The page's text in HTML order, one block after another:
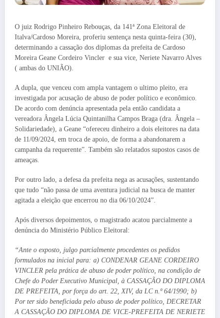
O juiz Rodrigo Pinheiro Rebouças, da 141ª Zona Eleitoral de
Italva/Cardoso Moreira, proferiu sentença nesta quinta-feira (30),
determinando a cassação dos diplomas da prefeita de Cardoso
Moreira Geane Cordeiro Vincler e sua vice, Neriete Navarro Alves
( ambas do UNIÃO).
A dupla, que venceu com ampla vantagem o ultimo pleito, era
investigada por acusação de abuso de poder político e econômico.
De acordo com denúncia apresentada pela então candidata a
vereadora Ângela Lúcia Quintanilha Campos Braga (dra. Ângela –
Solidariedade), a Geane “ofereceu dinheiro a dois eleitores na data
de 11/09/2024, em troca de apoio, de forma a abandonarem a
campanha da requerente”. Também são relatados supostos casos de
ameaças.
Por outro lado, a defesa da prefeita nega as acusações, sustentando
que tudo “não passa de uma aventura judicial na busca de manter
agitada a eleição que encerrou no dia 06/10/2024”.
Após diversos depoimentos, o magistrado acatou parcialmente a
denúncia do Ministério Público Eleitoral:
“Ante o exposto, julgo parcialmente procedentes os pedidos
formulados na inicial para: a) CONDENAR GEANE CORDEIRO
VINCLER pela prática de abuso de poder político, na condição de
Chefe do Poder Executivo Municipal, à CASSAÇÃO DO DIPLOMA
DE PREFEITA, por força do art. 22, XIV, da LC n.º 64/1990; b)
Por ter sido beneficiada pelo abuso de poder político, DECRETAR
A CASSAÇÃO DO DIPLOMA DE VICE-PREFEITA DE NERIETE